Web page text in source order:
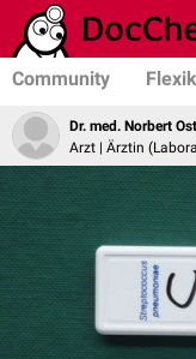
Community
Dr. med. Norbert
Arzt | Ärztin